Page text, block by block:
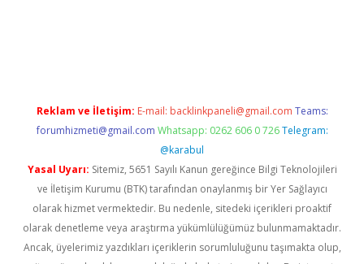
Reklam ve İletişim: E-mail: backlinkpaneli@gmail.com Teams:
forumhizmeti@gmail.com Whatsapp: 0262 606 0 726 Telegram:
@karabul
Yasal Uyarı: Sitemiz, 5651 Sayılı Kanun gereğince Bilgi Teknolojileri
ve İletişim Kurumu (BTK) tarafından onaylanmış bir Yer Sağlayıcı
olarak hizmet vermektedir. Bu nedenle, sitedeki içerikleri proaktif
olarak denetleme veya araştırma yükümlülüğümüz bulunmamaktadır.
Ancak, üyelerimiz yazdıkları içeriklerin sorumluluğunu taşımakta olup,